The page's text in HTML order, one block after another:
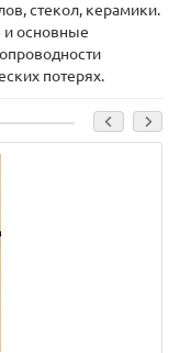
стекол, керамики.
и основные
потерях.